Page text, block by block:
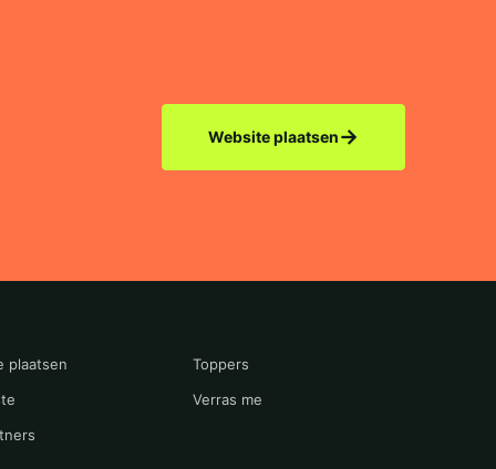
Website plaatsen→
plaatsen
Toppers
Verras me